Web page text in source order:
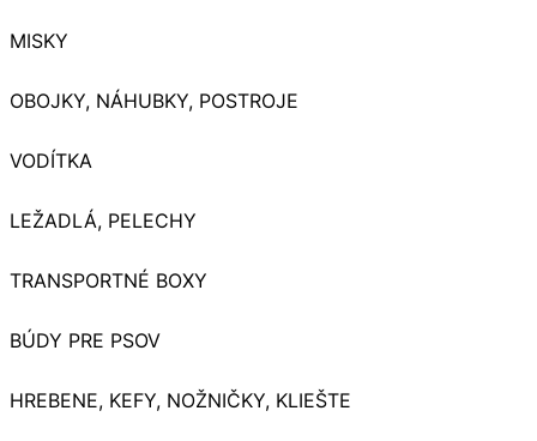
MISKY
OBOJKY, NÁHUBKY, POSTROJE
VODÍTKA
LEŽADLÁ, PELECHY
TRANSPORTNÉ BOXY
BÚDY PRE PSOV
HREBENE, KEFY, NOŽNIČKY, KLIEŠTE